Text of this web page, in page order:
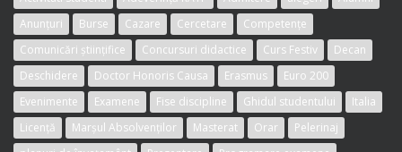
Anunțuri
Burse Cazare Cercetare
Competențe
Comunicări științifice
Concursuri didactice Curs Festiv
Decan
Deschidere
Doctor Honoris Causa Erasmus
Euro 200
Evenimente
Examene Fise discipline Ghidul studentului
Italia
Licență
Marșul Absolvenților Masterat Orar
Pelerinaj